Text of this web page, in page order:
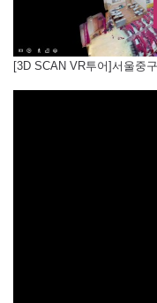
[3D SCAN VR투어]서울중